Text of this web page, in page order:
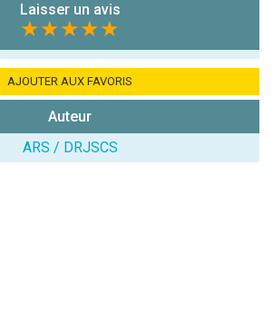
attribuer :
Laisser un avis
★★★★★
AJOUTER AUX FAVORIS
Auteur
ARS / DRJSCS